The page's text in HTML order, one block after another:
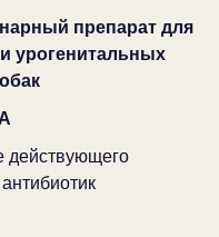
препарат для
урогенитальных
действующего